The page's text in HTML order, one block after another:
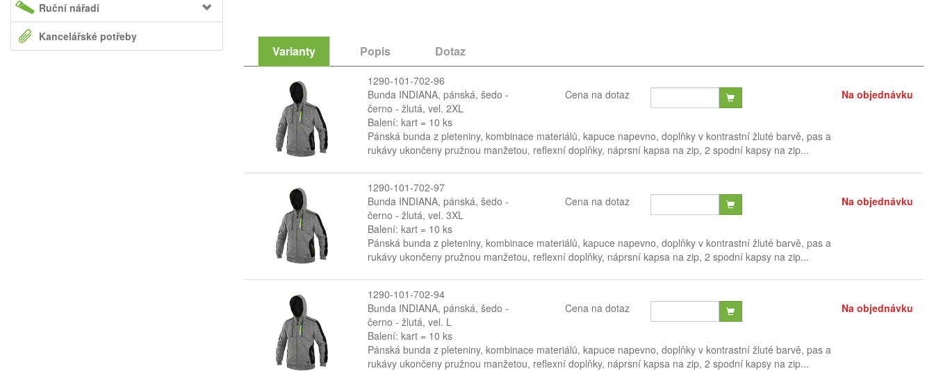
Ruční nářadí
Kancelářské potřeby
Varianty Popis Dotaz
1290-101-702-96
Bunda INDIANA, pánská, šedo -
černo - žlutá, vel. 2XL
Balení: kart = 10 ks
Cena na dotaz Na objednávku
Pánská bunda z pleteniny, kombinace materiálů, kapuce napevno, doplňky v kontrastní žluté barvě, pas a
rukávy ukončeny pružnou manžetou, reflexní doplňky, náprsní kapsa na zip, 2 spodní kapsy na zip...
1290-101-702-97
Bunda INDIANA, pánská, šedo -
černo - žlutá, vel. 3XL
Balení: kart = 10 ks
Cena na dotaz Na objednávku
Pánská bunda z pleteniny, kombinace materiálů, kapuce napevno, doplňky v kontrastní žluté barvě, pas a
rukávy ukončeny pružnou manžetou, reflexní doplňky, náprsní kapsa na zip, 2 spodní kapsy na zip...
1290-101-702-94
Bunda INDIANA, pánská, šedo -
černo - žlutá, vel. L
Balení: kart = 10 ks
Cena na dotaz Na objednávku
Pánská bunda z pleteniny, kombinace materiálů, kapuce napevno, doplňky v kontrastní žluté barvě, pas a
rukávy ukončeny pružnou manžetou, reflexní doplňky, náprsní kapsa na zip, 2 spodní kapsy na zip...